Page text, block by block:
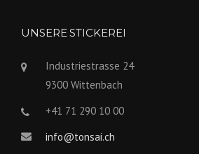
UNSERE STICKEREI
Industriestrasse 24
9300 Wittenbach
+41 71 290 10 00
info@tonsai.ch